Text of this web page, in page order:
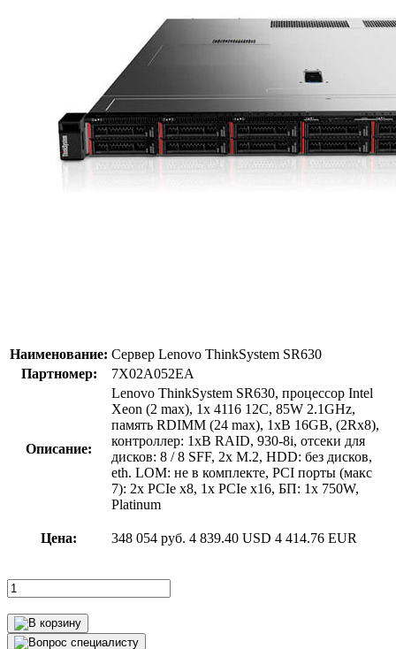
Наименование: Сервер Lenovo ThinkSystem SR630
Партномер:
7X02A052EA
Описание:
Lenovo ThinkSystem SR630, процессор Intel
Xeon (2 max), 1x 4116 12C, 85W 2.1GHz,
память RDIMM (24 max), 1xВ 16GB, (2Rx8),
контроллер: 1xВ RAID, 930-8i, отсеки для
дисков: 8 / 8 SFF, 2x M.2, HDD: без дисков,
eth. LOM: не в комплекте, PCI порты (макс
7): 2x PCIe x8, 1x PCIe x16, БП: 1x 750W,
Platinum
Цена: 348 054 руб. 4 839.40 USD 4 414.76 EUR